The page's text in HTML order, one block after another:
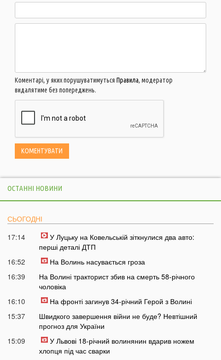
Коментарі, у яких порушуватимуться Правила, модератор
видалятиме без попереджень.
ОСТАННІ НОВИНИ
СЬОГОДНІ
17:14
У Луцьку на Ковельській зіткнулися два авто:
перші деталі ДТП
16:52
На Волинь насувається гроза
16:39
На Волині тракторист збив на смерть 58-річного
чоловіка
16:10
На фронті загинув 34-річний Герой з Волині
15:37
Швидкого завершення війни не буде? Невтішний
прогноз для України
15:09
У Львові 18-річний волинянин вдарив ножем
хлопця під час сварки